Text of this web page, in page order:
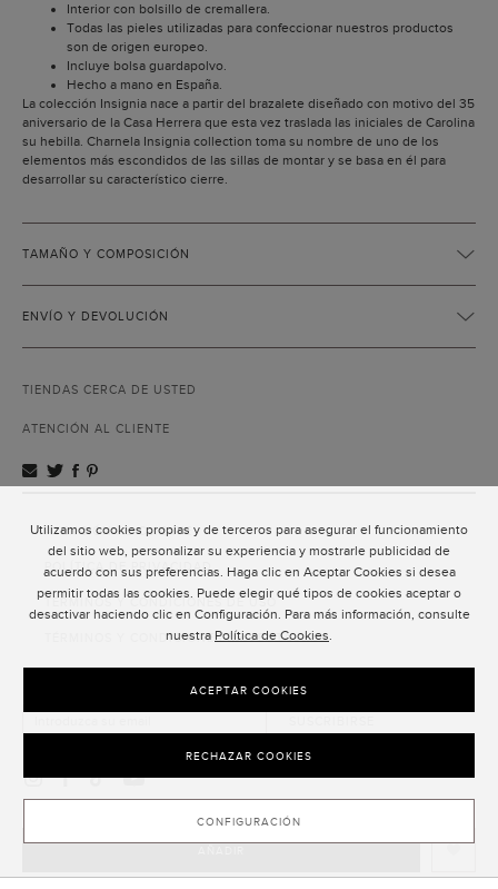
Utilizamos cookies propias y de terceros para asegurar el funcionamiento
del sitio web, personalizar su experiencia y mostrarle publicidad de
acuerdo con sus preferencias. Haga clic en Aceptar Cookies si desea
permitir todas las cookies. Puede elegir qué tipos de cookies aceptar o
desactivar haciendo clic en Configuración. Para más información, consulte
nuestra Política de Cookies.
CONFIGURACIÓN
RECHAZAR COOKIES
ACEPTAR COOKIES
Interior con bolsillo de cremallera.
Todas las pieles utilizadas para confeccionar nuestros productos
son de origen europeo.
Incluye bolsa guardapolvo.
Hecho a mano en España.
La colección Insignia nace a partir del brazalete diseñado con motivo del 35
aniversario de la Casa Herrera que esta vez traslada las iniciales de Carolina
su hebilla. Charnela Insignia collection toma su nombre de uno de los
elementos más escondidos de las sillas de montar y se basa en él para
desarrollar su característico cierre.
TAMAÑO Y COMPOSICIÓN
ENVÍO Y DEVOLUCIÓN
TIENDAS CERCA DE USTED
ATENCIÓN AL CLIENTE
ATENCIÓN AL CLIENTE
POLÍTICA DE PRIVACIDAD
TÉRMINOS Y CONDICIONES DE USO
TÉRMINOS Y CONDICIONES DE VENTA
SUSCRIPCIÓN AL NEWSLETTER